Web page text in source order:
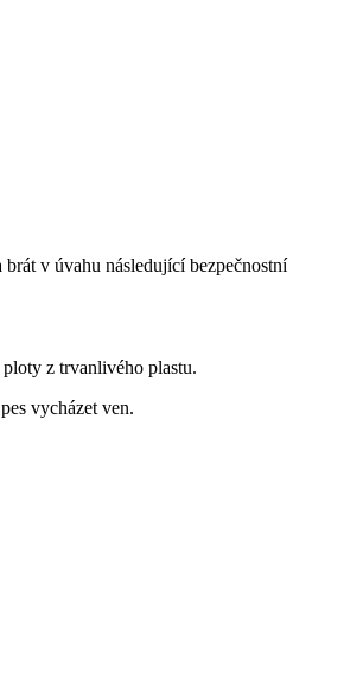
v úvahu následující bezpečnostní
z trvanlivého plastu.
vycházet ven.